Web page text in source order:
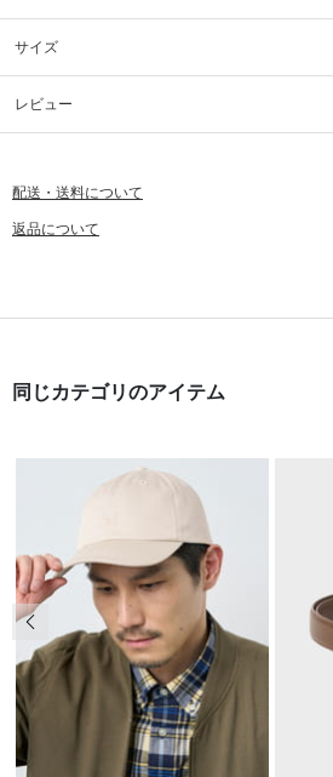
サイズ
レビュー
配送・送料について
返品について
同じカテゴリのアイテム
前の画像